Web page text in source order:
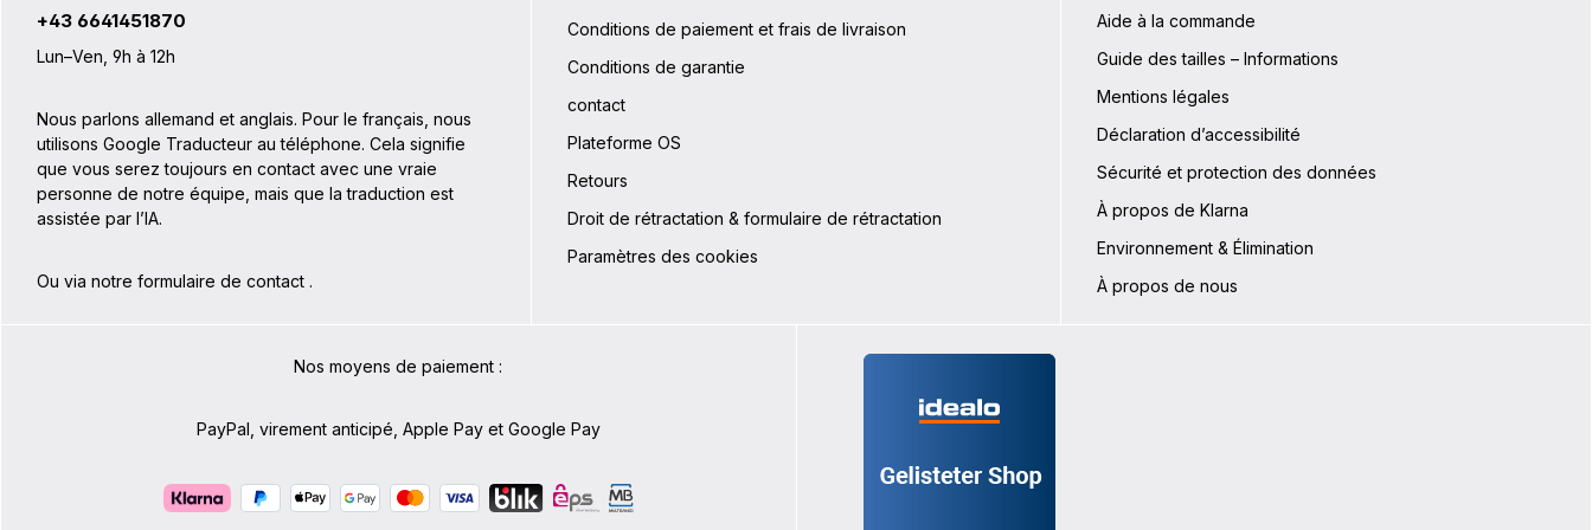
douce en microfibre Sans PVC
Réflecteurs latéraux Dimensions du
compartiment intérieur pour ordinateur
portable : 27 cm x 40 cm x 3 cm Système
essentiels sont montés de manière
permanente à gauche ou à droite du
porte-bagages+ L'arrière de la sacoche
dans la livraison : Boutons d'arrêt QL3.1
2025 avec le système de fixation Quick-
Lock3.1, le kit de montage E201 n'est plus
inclus dans la livraison, Caractéristiques
supportSangle de poitrine et de hanche
amoviblePoignée de transportSupport
H x P : 30 x 50 x 16 cmCharge maximale :
+43 6641451870
Lun–Ven, 9h à 12h
Nous parlons allemand et anglais. Pour le français, nous
utilisons Google Traducteur au téléphone. Cela signifie
que vous serez toujours en contact avec une vraie
personne de notre équipe, mais que la traduction est
assistée par l’IA.
Ou via notre formulaire de contact .
Conditions de paiement et frais de livraison
Conditions de garantie
contact
Plateforme OS
Retours
Droit de rétractation & formulaire de rétractation
Paramètres des cookies
Aide à la commande
Guide des tailles – Informations
Mentions légales
Déclaration d’accessibilité
Sécurité et protection des données
À propos de Klarna
Environnement & Élimination
À propos de nous
Nos moyens de paiement :
PayPal, virement anticipé, Apple Pay et Google Pay